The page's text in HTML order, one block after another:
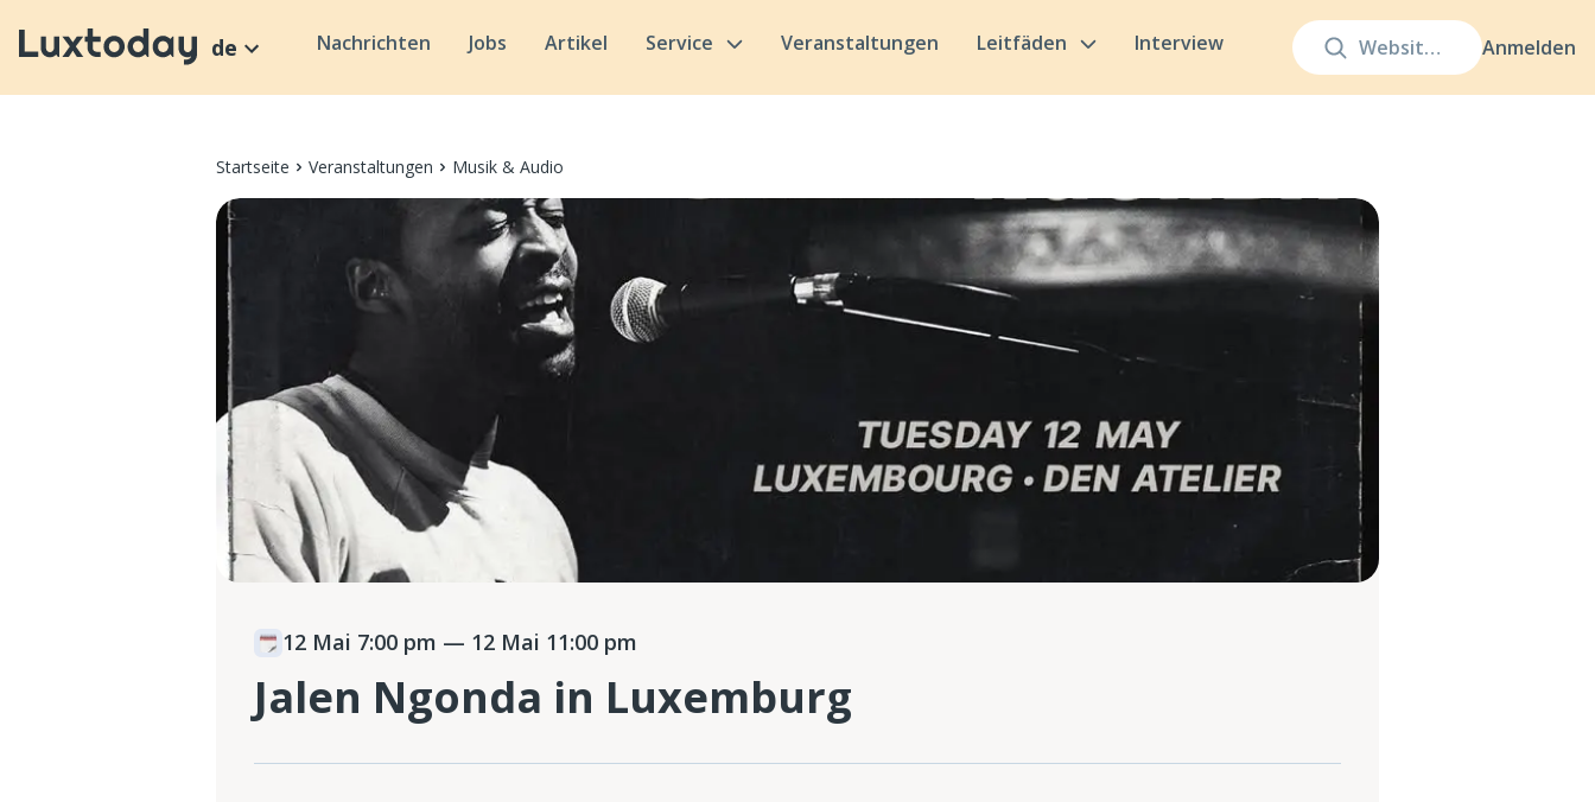
Anmelden
de Nachrichten Jobs Artikel Service Veranstaltungen Leitfäden Interview
Startseite Veranstaltungen Musik & Audio
12 Mai 7:00 pm — 12 Mai 11:00 pm
Jalen Ngonda in Luxemburg